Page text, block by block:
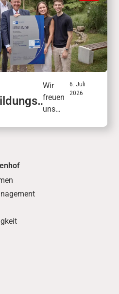
IHK
Wir
freuen
uns
6. Juli
2026